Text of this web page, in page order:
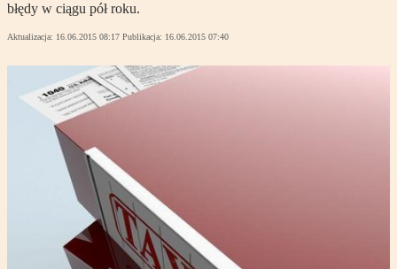
błędy w ciągu pół roku.
Aktualizacja: 16.06.2015 08:17 Publikacja: 16.06.2015 07:40